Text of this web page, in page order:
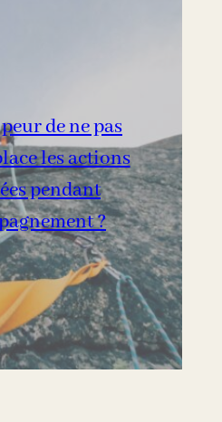
de ne pas
les actions
pendant
?